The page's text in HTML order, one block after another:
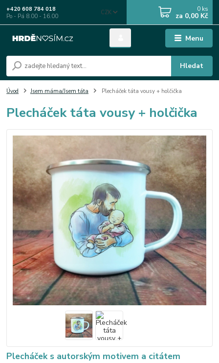
Menu
CZK
Hledat
+420 608 784 018
Po - Pá 8.00 - 16.00
0 ks
za 0,00 Kč
Úvod Jsem máma/Jsem táta Plecháček táta vousy + holčička
Plecháček táta vousy + holčička
Plecháček s autorským motivem a citátem